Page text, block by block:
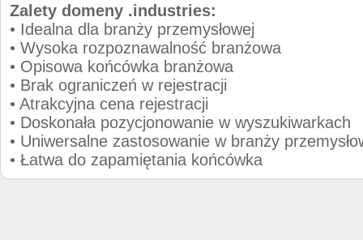
Zalety domeny .industries:
• Idealna dla branży przemysłowej
• Wysoka rozpoznawalność branżowa
• Opisowa końcówka branżowa
• Brak ograniczeń w rejestracji
• Atrakcyjna cena rejestracji
• Doskonała pozycjonowanie w wyszukiwarkach
• Uniwersalne zastosowanie w branży
• Łatwa do zapamiętania końcówka